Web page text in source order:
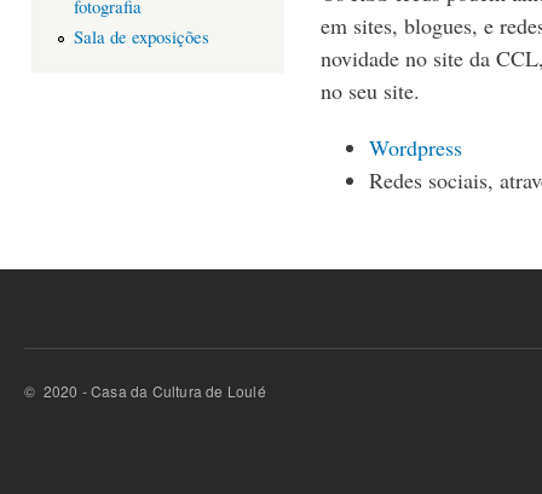
fotografia
Sala de exposições
em sites, blogues, e
novidade no site da
no seu site.
Wordpress
Redes sociais,
© 2020 - Casa da Cultura de Loulé